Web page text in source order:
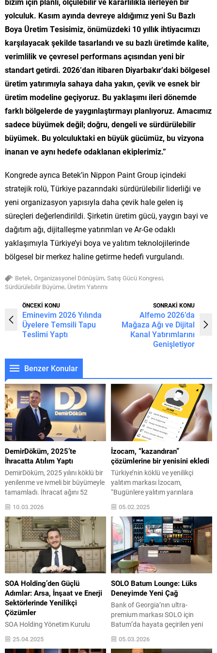
yolculuk. Kasım ayında devreye aldığımız yeni Su Bazlı
Boya Üretim Tesisimiz, önümüzdeki 10 yıllık ihtiyacımızı
karşılayacak şekilde tasarlandı ve su bazlı üretimde kalite,
verimlilik ve çevresel performans açısından yeni bir
standart getirdi. 2026’dan itibaren Diyarbakır’daki bölgesel
üretim yatırımıyla sahaya daha yakın, çevik ve esnek bir
üretim modeline geçiyoruz. Bu yaklaşımı ileri dönemde
farklı bölgelerde de yaygınlaştırmayı planlıyoruz. Amacımız
sadece büyümek değil; doğru, dengeli ve sürdürülebilir
büyümek. Bu yolculuktaki en büyük gücümüz, bu vizyona
inanan ve aynı hedefe odaklanan ekiplerimiz.”
Kongrede ayrıca Betek’in Nippon Paint Group içindeki
stratejik rolü, Türkiye pazarındaki sürdürülebilir liderliği ve
yeni organizasyon yapısıyla daha çevik hale gelen iş
süreçleri değerlendirildi. Şirketin üretim gücü, yaygın bayi ve
dağıtım ağı, dijitalleşme yatırımları ve Ar-Ge odaklı
yaklaşımıyla Türkiye’yi boya ve yalıtım teknolojilerinde
bölgesel bir merkez haline getirme hedefi vurgulandı.
Betek, Organizasyonel Dönüşüm, Satış Gücü Kongresi,
Sürdürülebilir Büyüme, Üretim Yatırımı
ÖNCEKİ KONU
Eminevim 2026 Yılında
Üyelere Temsili Tapu
Teslimi Yaptı
SONRAKİ KONU
Alfemo 2026’da
Mağaza Ağı ve Dijital
Kanal Yatırımlarını
Genişletiyor
Benzer Konular
DemirDöküm, 2025’te
İhracatta Atılım Yaptı
DemirDöküm, 2025 yılını köklü bir
yenilenme ve ivmeli bir büyümeyle
tamamladı. İhracat ağını 52
pazarlardaki gelirlerini yüzde 7
artırdı. CEO Alper Avdel,
“Yenilenen kurumsal kimliğimiz,
genişleyen ürün gamımız ve
küresel ölçekte elde ettiğimiz
başarılarımızı ısı pompası ile
devam ettirmeyi hedefliyoruz”
dedi. Isıtma, su ısıtma ve...
10.03.2026
İzocam, “kazandıran”
çözümlerine bir yenisini ekledi
Türkiye’nin köklü ve yenilikçi
yalıtım markası İzocam,
“Bugünlere yalıtım yarınlara
“kazandıran” yalıtım ürünleri ile
yaz-kış enerji sarfiyatından
tasarruf sağlarken, doğanın
korunmasına da destek oluyor.
Müşteri deneyimini sektördeki
standartların ötesine taşıyan
çözümlerine bir yenisini daha
ekleyen öncü firma, satış
noktaları ve ustalar için
“Kazandıran İzocam”
uygulamasını devreye aldı....
05.02.2025
SOA Holding’den Güçlü
Adımlar: Arsa, İnşaat ve Enerji
Sektörlerinde Yenilikçi
Çözümler
SOA Holding Yönetim Kurulu
Başkanı Yalçın Artukoğlu,
holdingin arsa, inşaat ve enerji
25.04.2025
SOLO Batum Lounge: Lüks
Deneyimde Yeni Çağ
Bank of Georgia’nın ultra-
premium markası SOLO için
Batum’da hayata geçirilen yeni
lounge konsepti, Avrupa’nın önde
gelen tasarım ofisi DINN! ile
05.03.2026